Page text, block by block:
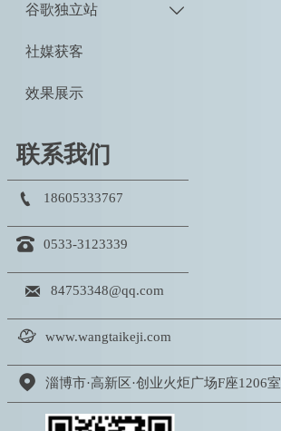
谷歌独立站 
社媒获客
效果展示
联系我们
 18605333767
 0533-3123339
 84753348@qq.com
 www.wangtaikeji.com
 淄博市·高新区·创业火炬广场F座1206室